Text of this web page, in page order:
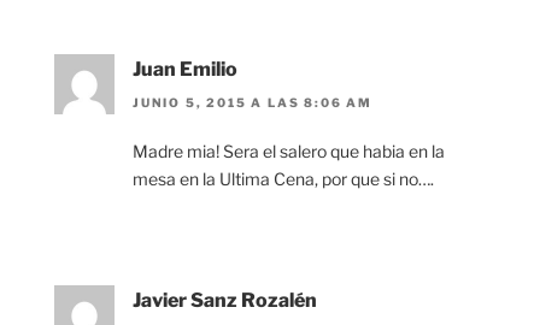
Juan Emilio
JUNIO 5, 2015 A LAS 8:06 AM
Madre mia! Sera el salero que habia en la
mesa en la Ultima Cena, por que si no….
Javier Sanz Rozalén